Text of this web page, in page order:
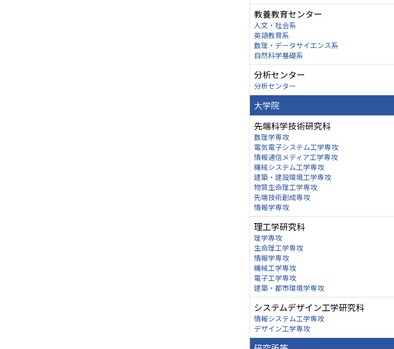
教養教育センター
人文・社会系
英語教育系
数理・データサイエンス系
自然科学基礎系
分析センター
分析センター
大学院
先端科学技術研究科
数理学専攻
電気電子システム工学専攻
情報通信メディア工学専攻
機械システム工学専攻
建築・建設環境工学専攻
物質生命理工学専攻
先端技術創成専攻
情報学専攻
理工学研究科
理学専攻
生命理工学専攻
情報学専攻
機械工学専攻
電子工学専攻
建築・都市環境学専攻
システムデザイン工学研究科
情報システム工学専攻
デザイン工学専攻